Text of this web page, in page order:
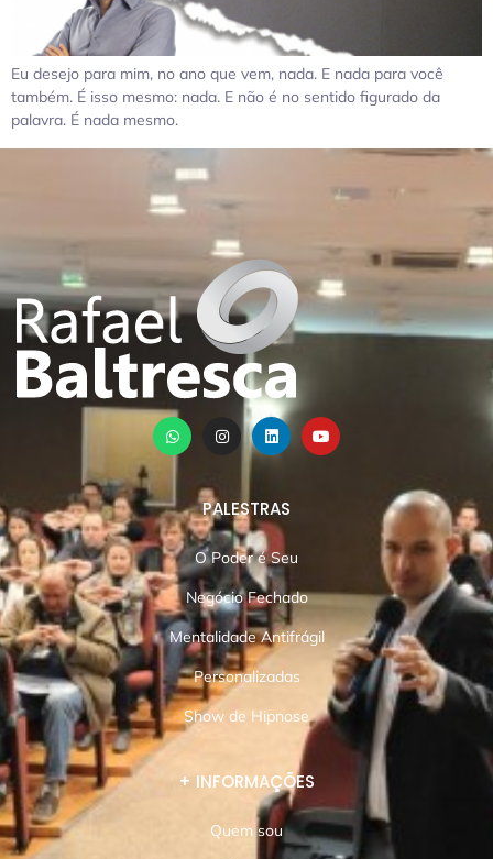
Eu desejo para mim, no ano que vem, nada. E nada para você
também. É isso mesmo: nada. E não é no sentido figurado da
palavra. É nada mesmo.
PALESTRAS
O Poder é Seu
Negócio Fechado
Mentalidade Antifrágil
Personalizadas
Show de Hipnose
+ INFORMAÇÕES
Quem sou